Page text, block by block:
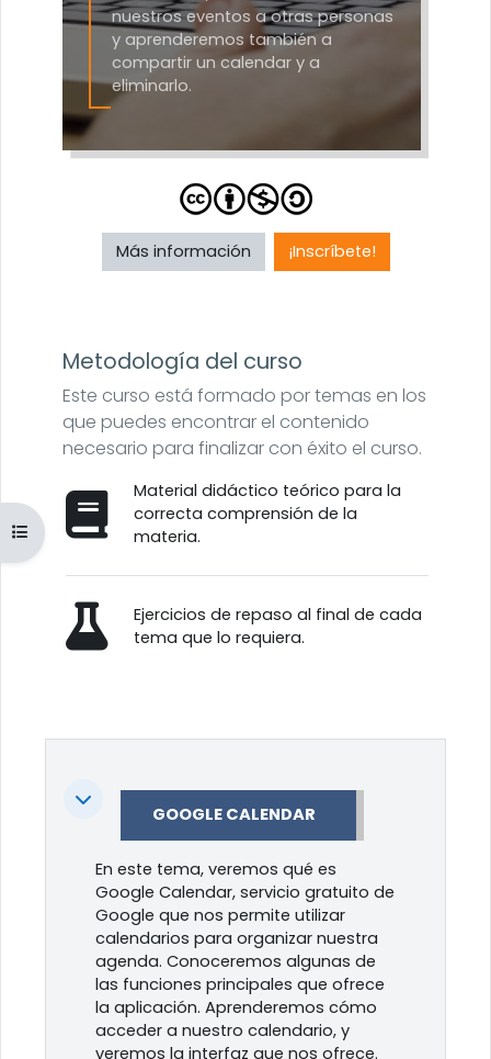
Abrir índice del curso
nuestros eventos a otras personas
y aprenderemos también a
compartir un calendar y a
eliminarlo.
Más información ¡Inscríbete!
Metodología del curso
Este curso está formado por temas en los
que puedes encontrar el contenido
necesario para finalizar con éxito el curso.
Material didáctico teórico para la
correcta comprensión de la
materia.
Ejercicios de repaso al final de cada
tema que lo requiera.
Colapsar GOOGLE CALENDAR
En este tema, veremos qué es
Google Calendar, servicio gratuito de
Google que nos permite utilizar
calendarios para organizar nuestra
agenda. Conoceremos algunas de
las funciones principales que ofrece
la aplicación. Aprenderemos cómo
acceder a nuestro calendario, y
veremos la interfaz que nos ofrece.